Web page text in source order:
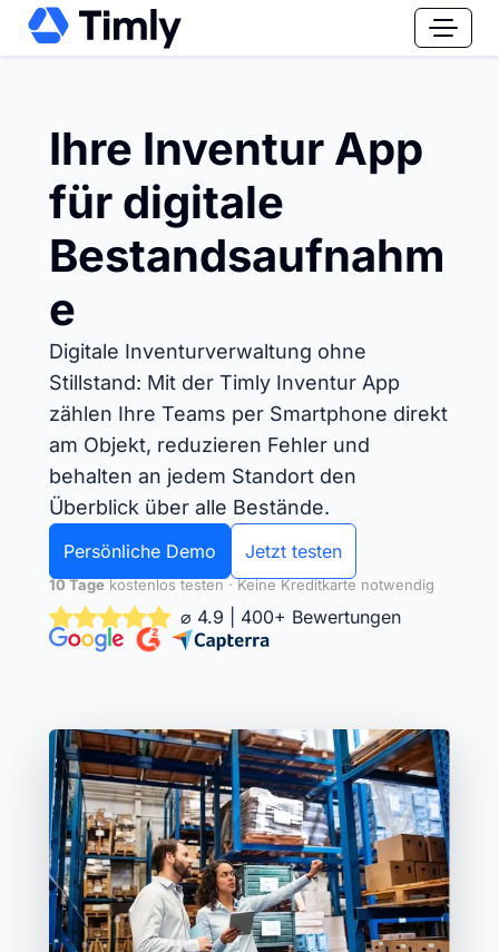
Ihre Inventur App
für digitale
Bestandsaufnahm
e
Digitale Inventurverwaltung ohne
Stillstand: Mit der Timly Inventur App
zählen Ihre Teams per Smartphone direkt
am Objekt, reduzieren Fehler und
behalten an jedem Standort den
Überblick über alle Bestände.
Persönliche Demo Jetzt testen
10 Tagekostenlos testen · Keine Kreditkarte notwendig
⌀ 4.9 | 400+ Bewertungen